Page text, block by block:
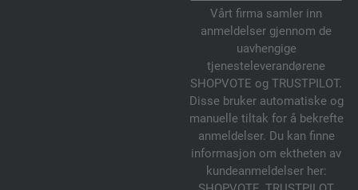
Vårt firma samler inn
anmeldelser gjennom de
uavhengige
tjenesteleverandørene
SHOPVOTE og TRUSTPILOT.
Disse bruker automatiske og
manuelle tiltak for å bekrefte
anmeldelser. Du kan finne
informasjon om ektheten av
kundeanmeldelser her: